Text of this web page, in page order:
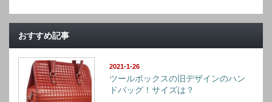
おすすめ記事
2021-1-26
ツールボックスの旧デザインのハン
ドバッグ！サイズは？